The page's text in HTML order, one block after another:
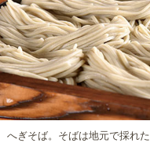
へぎそば。そばは地元で採れ